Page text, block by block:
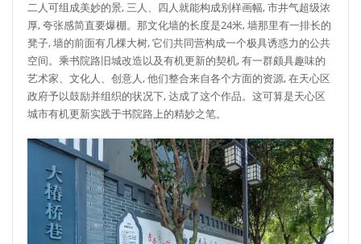
二人可组成美妙的景, 三人、四人就能构成别样画幅, 市井气超级浓
厚, 夸张感简直要爆棚。那文化墙的长度是24米, 墙那里有一排长的
凳子, 墙的前面有几棵大树, 它们共同营构成一个极具诱惑力的公共
空间。乘书院路旧城改造以及有机更新的契机, 有一群颇具趣味的
艺术家、文化人、创意人, 他们整合来自各个方面的资源, 在天心区
政府予以鼓励并组织的状况下, 达成了这个作品。这可算是天心区
城市有机更新实践于书院路上的精妙之笔。